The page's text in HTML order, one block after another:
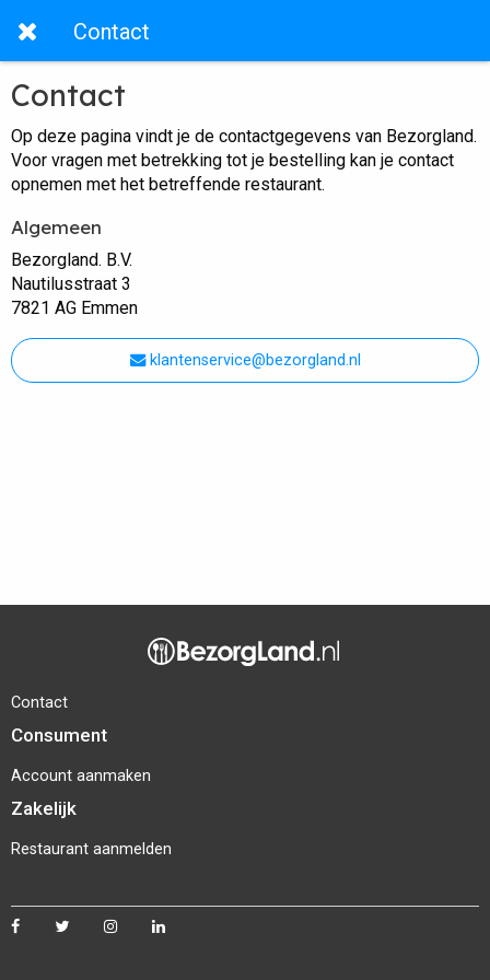
Contact
Contact
Op deze pagina vindt je de contactgegevens van Bezorgland.
Voor vragen met betrekking tot je bestelling kan je contact
opnemen met het betreffende restaurant.
Algemeen
Bezorgland. B.V.
Nautilusstraat 3
7821 AG Emmen
klantenservice@bezorgland.nl
Contact
Consument
Account aanmaken
Zakelijk
Restaurant aanmelden